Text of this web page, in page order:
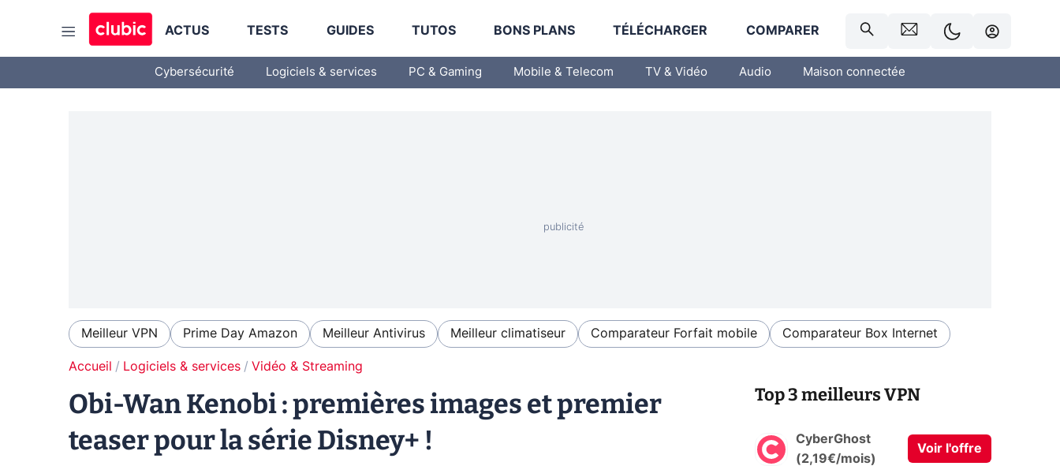
ACTUS TESTS GUIDES TUTOS BONS PLANS TÉLÉCHARGER COMPARER
Cybersécurité Logiciels & services PC & Gaming Mobile & Telecom TV & Vidéo Audio Maison connectée
Meilleur VPN Prime Day Amazon Meilleur Antivirus Meilleur climatiseur Comparateur Forfait mobile Comparateur Box Internet
Accueil Logiciels & services Vidéo & Streaming
Obi-Wan Kenobi : premières images et premier
teaser pour la série Disney+ !
Top 3 meilleurs VPN
CyberGhost
(2,19€/mois)
Voir l'offre